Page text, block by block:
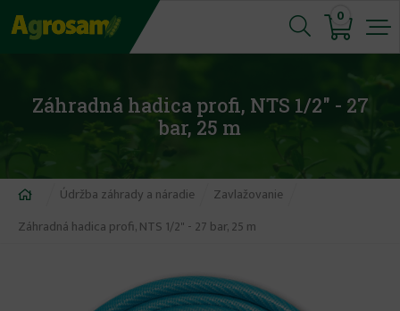
Jump
to
0
Záhradná hadica profi, NTS 1/2" - 27
bar, 25 m
Nachádzate
sa
Údržba záhrady a náradie
Zavlažovanie
Záhradná hadica profi, NTS 1/2" - 27 bar, 25 m